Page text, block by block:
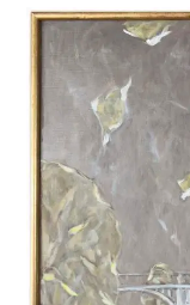
VOL. 3 :